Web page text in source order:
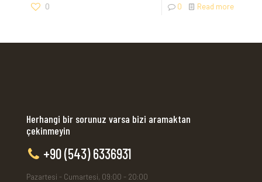
0 0 Read more
Herhangi bir sorunuz varsa bizi aramaktan
çekinmeyin
+90 (543) 6336931
Pazartesi - Cumartesi, 09:00 - 20:00